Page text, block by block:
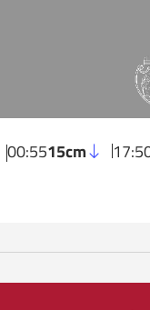
00:5515cm